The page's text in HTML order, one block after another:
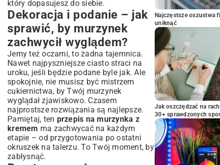
który dopasujesz do siebie.
Dekoracja i podanie – jak
sprawić, by murzynek
zachwycił wyglądem?
Jemy też oczami, to żadna tajemnica.
Nawet najpyszniejsze ciasto straci na
uroku, jeśli będzie podane byle jak. Ale
spokojnie, nie musisz być mistrzem
cukiernictwa, by Twój murzynek
wyglądał zjawiskowo. Czasem
najprostsze rozwiązania są najlepsze.
Pamiętaj, ten przepis na murzynka z
kremem ma zachwycać na każdym
etapie – od przygotowania po ostatni
okruszek na talerzu. To Twój moment, by
zabłysnąć.
Najczęstsze oszustwa
uniknąć
Jak oszczędzać na
30+ sprawdzonych